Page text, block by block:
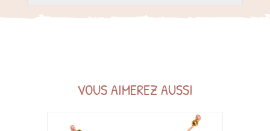
VOUS AIMEREZ AUSSI